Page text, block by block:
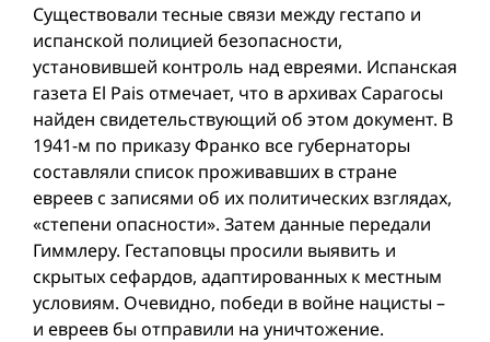
Существовали тесные связи между гестапо и
испанской полицией безопасности,
установившей контроль над евреями. Испанская
газета El Pais отмечает, что в архивах Сарагосы
найден свидетельствующий об этом документ. В
1941-м по приказу Франко все губернаторы
составляли список проживавших в стране
евреев с записями об их политических взглядах,
«степени опасности». Затем данные передали
Гиммлеру. Гестаповцы просили выявить и
скрытых сефардов, адаптированных к местным
условиям. Очевидно, победи в вой­не нацисты –
и евреев бы отправили на уничтожение.